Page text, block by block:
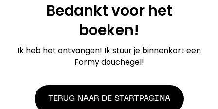
Bedankt voor het
boeken!
Ik heb het ontvangen! Ik stuur je binnenkort een
Formy douchegel!
TERUG NAAR DE STARTPAGINA